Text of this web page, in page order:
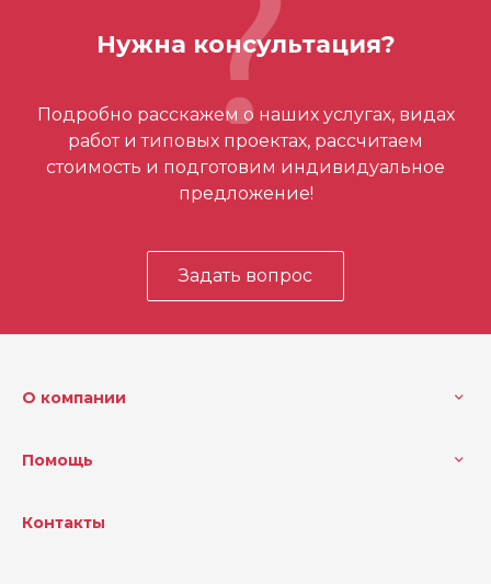
Отзывов ещё нет – ваш может стать
первым
Нужна консультация?
Подробно расскажем о наших услугах, видах
работ и типовых проектах, рассчитаем
стоимость и подготовим индивидуальное
предложение!
Задать вопрос
О компании
Помощь
Контакты